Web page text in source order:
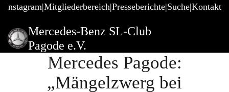
Mitgliederbereich Presseberichte Suche Kontakt
Mercedes-Benz SL-Club
Pagode e.V.
Mercedes Pagode:
„Mängelzwerg bei